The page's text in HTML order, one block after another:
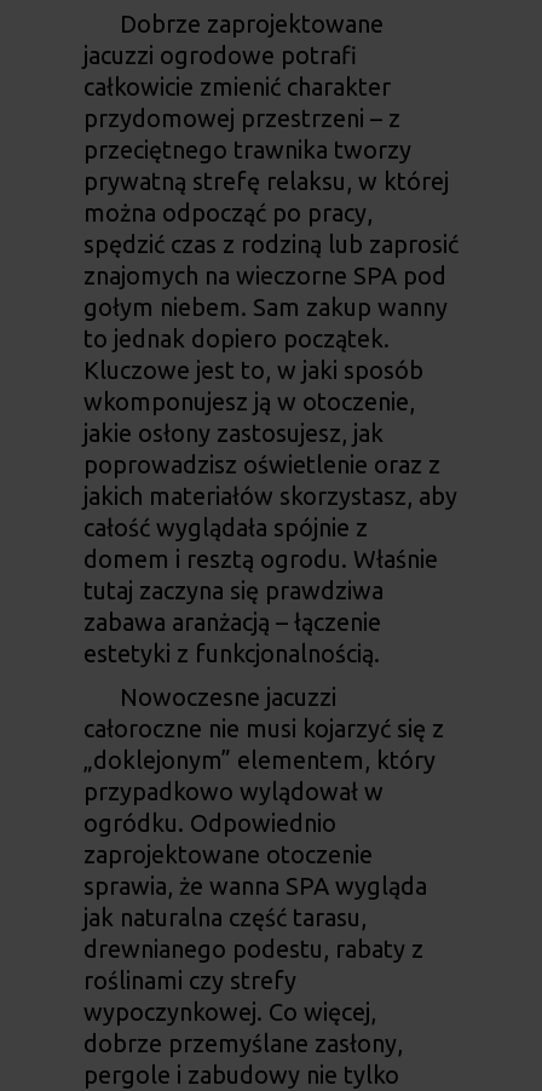
Dobrze zaprojektowane
jacuzzi ogrodowe potrafi
całkowicie zmienić charakter
przydomowej przestrzeni – z
przeciętnego trawnika tworzy
prywatną strefę relaksu, w której
można odpocząć po pracy,
spędzić czas z rodziną lub zaprosić
znajomych na wieczorne SPA pod
gołym niebem. Sam zakup wanny
to jednak dopiero początek.
Kluczowe jest to, w jaki sposób
wkomponujesz ją w otoczenie,
jakie osłony zastosujesz, jak
poprowadzisz oświetlenie oraz z
jakich materiałów skorzystasz, aby
całość wyglądała spójnie z
domem i resztą ogrodu. Właśnie
tutaj zaczyna się prawdziwa
zabawa aranżacją – łączenie
estetyki z funkcjonalnością.
Nowoczesne jacuzzi
całoroczne nie musi kojarzyć się z
„doklejonym” elementem, który
przypadkowo wylądował w
ogródku. Odpowiednio
zaprojektowane otoczenie
sprawia, że wanna SPA wygląda
jak naturalna część tarasu,
drewnianego podestu, rabaty z
roślinami czy strefy
wypoczynkowej. Co więcej,
dobrze przemyślane zasłony,
pergole i zabudowy nie tylko